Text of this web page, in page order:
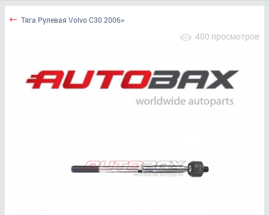
Тяга Рулевая Volvo C30 2006>
400 просмотров